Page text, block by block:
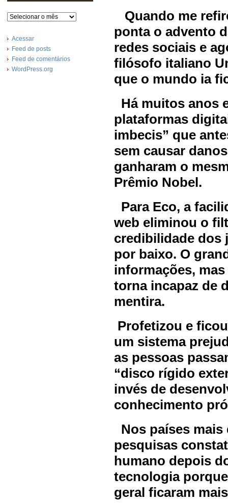
Arquivos
Acessar
Feed de posts
Feed de comentários
WordPress.org
Quando me
ponta o advento
redes sociais e
filósofo italiano
que o mundo ia
Há muitos anos
plataformas
imbecis” que
sem causar
ganharam o
Prêmio Nobel.
Para Eco, a
web eliminou o
credibilidade dos
por baixo. O
informações,
torna incapaz de
mentira.
Profetizou e
um sistema
as pessoas
“disco rígido
invés de
conhecimento
Nos países
pesquisas
humano depois
tecnologia
geral ficaram